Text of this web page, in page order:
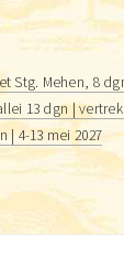
Stg. Mehen, 8
13 dgn |
| 4-13 mei 2027